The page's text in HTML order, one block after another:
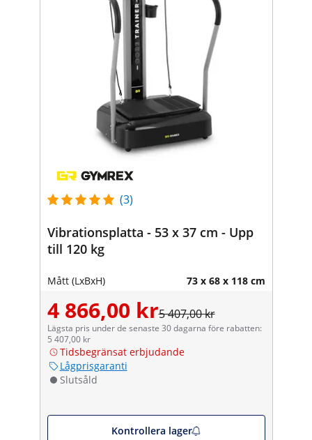
(3)
Vibrationsplatta - 53 x 37 cm - Upp
till 120 kg
Mått (LxBxH) 73 x 68 x 118 cm
4 866,00 kr5 407,00 kr
Lägsta pris under de senaste 30 dagarna före rabatten:
5 407,00 kr
Tidsbegränsat erbjudande
Lågprisgaranti
Slutsåld
Kontrollera lager